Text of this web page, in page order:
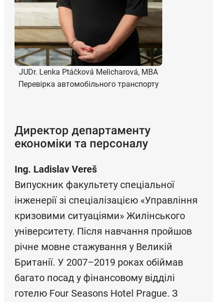
JUDr. Lenka Ptáčková Melicharová, MBA
Перевірка автомобільного транспорту
Директор департаменту
економіки та персоналу
Ing. Ladislav Vereš
Випускник факультету спеціальної
інженерії зі спеціалізацією «Управління
кризовими ситуаціями» Жилінського
університету. Після навчання пройшов
річне мовне стажування у Великій
Британії. У 2007–2019 роках обіймав
багато посад у фінансовому відділі
готелю Four Seasons Hotel Prague. З